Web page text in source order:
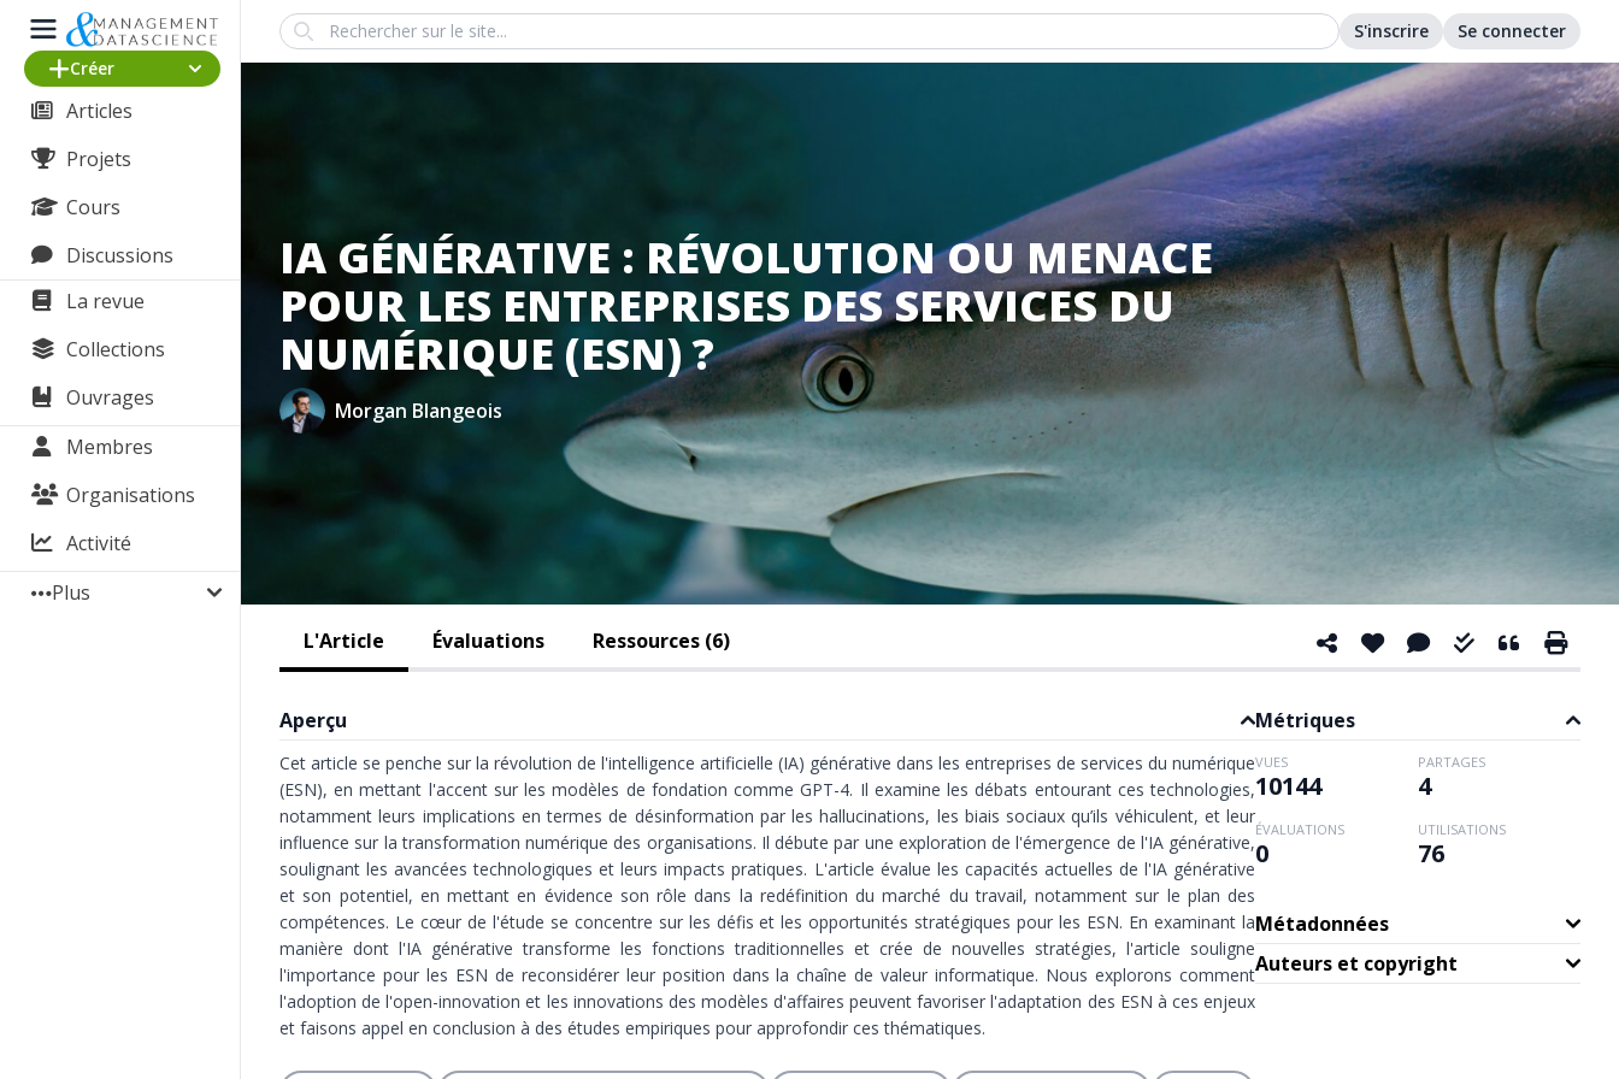
Créer
Articles
Projets
Cours
Discussions
La revue
Collections
Ouvrages
Membres
Organisations
Activité
Plus
Search S'inscrire Se connecter
IA GÉNÉRATIVE : RÉVOLUTION OU MENACE
POUR LES ENTREPRISES DES SERVICES DU
NUMÉRIQUE (ESN) ?
Morgan Blangeois
L'Article Évaluations Ressources (6)
Aperçu
Cet article se penche sur la révolution de l'intelligence artificielle (IA) générative dans les entreprises de services du numérique
(ESN), en mettant l'accent sur les modèles de fondation comme GPT-4. Il examine les débats entourant ces technologies,
notamment leurs implications en termes de désinformation par les hallucinations, les biais sociaux qu’ils véhiculent, et leur
influence sur la transformation numérique des organisations. Il débute par une exploration de l'émergence de l'IA générative,
soulignant les avancées technologiques et leurs impacts pratiques. L'article évalue les capacités actuelles de l'IA générative
et son potentiel, en mettant en évidence son rôle dans la redéfinition du marché du travail, notamment sur le plan des
compétences. Le cœur de l'étude se concentre sur les défis et les opportunités stratégiques pour les ESN. En examinant la
manière dont l'IA générative transforme les fonctions traditionnelles et crée de nouvelles stratégies, l'article souligne
l'importance pour les ESN de reconsidérer leur position dans la chaîne de valeur informatique. Nous explorons comment
l'adoption de l'open-innovation et les innovations des modèles d'affaires peuvent favoriser l'adaptation des ESN à ces enjeux
et faisons appel en conclusion à des études empiriques pour approfondir ces thématiques.
Métriques
VUES
10144
PARTAGES
4
ÉVALUATIONS
0
UTILISATIONS
76
Métadonnées
Auteurs et copyright